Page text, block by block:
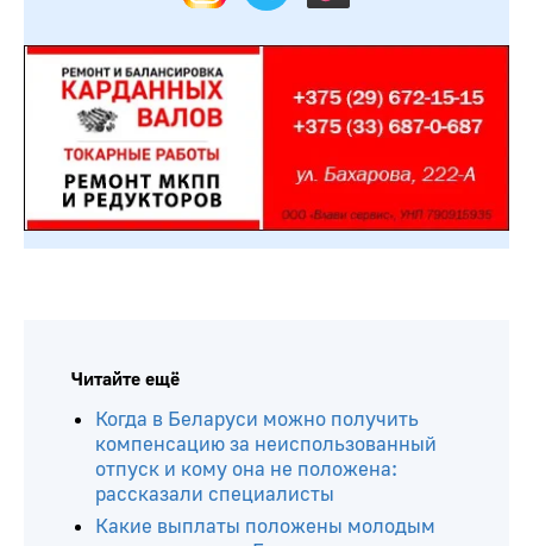
Читайте ещё
Когда в Беларуси можно получить
компенсацию за неиспользованный
отпуск и кому она не положена:
рассказали специалисты
Какие выплаты положены молодым